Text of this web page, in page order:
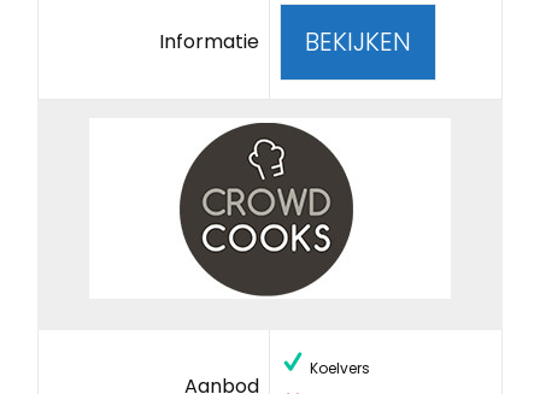
Informatie BEKIJKEN
Aanbod
Koelvers